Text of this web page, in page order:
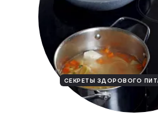
СЕКРЕТЫ ЗДОРОВОГО